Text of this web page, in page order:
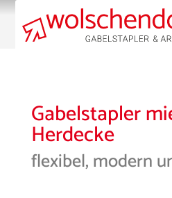
Gabelstapler
Herdecke
flexibel, modern